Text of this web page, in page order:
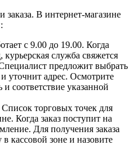
заказа. В интернет-магазине
с 9.00 до 19.00. Когда
курьерская служба свяжется
предложит выбрать
уточнит адрес. Осмотрите
и соответствие указанной
торговых точек для
Когда заказ поступит на
Для получения заказа
в кассовой зоне и назовите